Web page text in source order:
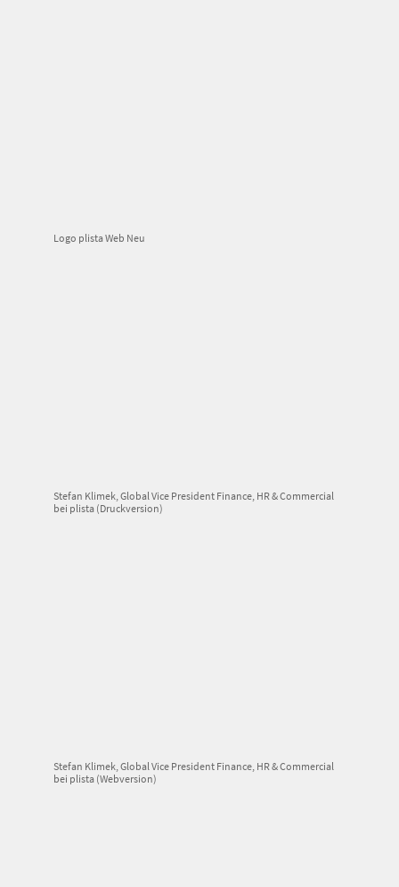
Logo plista Web Neu
Stefan Klimek, Global Vice President Finance, HR & Commercial
bei plista (Druckversion)
Stefan Klimek, Global Vice President Finance, HR & Commercial
bei plista (Webversion)